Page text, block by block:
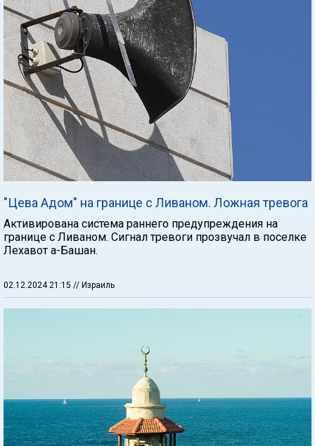
"Цева Адом" на границе с Ливаном. Ложная тревога
Активирована система раннего предупреждения на
границе с Ливаном. Сигнал тревоги прозвучал в поселке
Лехавот а-Башан.
02.12.2024 21:15 // Израиль